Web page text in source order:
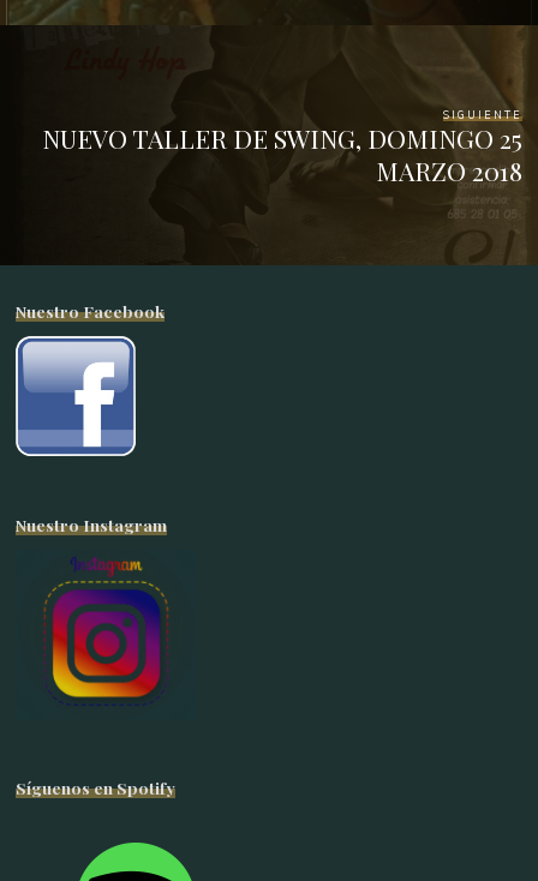
SIGUIENTE
NUEVO TALLER DE SWING, DOMINGO 25
MARZO 2018
Nuestro Facebook
Nuestro Instagram
Síguenos en Spotify